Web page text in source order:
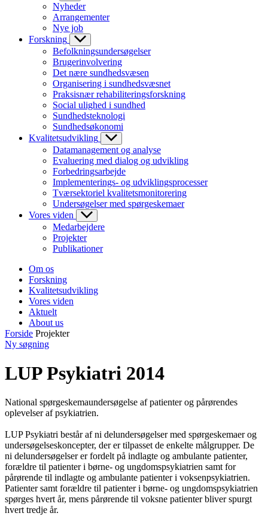
Nyheder
Arrangementer
Nye job
Forskning
Befolkningsundersøgelser
Brugerinvolvering
Det nære sundhedsvæsen
Organisering i sundhedsvæsnet
Praksisnær rehabiliteringsforskning
Social ulighed i sundhed
Sundhedsteknologi
Sundhedsøkonomi
Kvalitetsudvikling
Datamanagement og analyse
Evaluering med dialog og udvikling
Forbedringsarbejde
Implementerings- og udviklingsprocesser
Tværsektoriel kvalitetsmonitorering
Undersøgelser med spørgeskemaer
Vores viden
Medarbejdere
Projekter
Publikationer
Om os
Forskning
Kvalitetsudvikling
Vores viden
Aktuelt
About us
Forside Projekter
Ny søgning
LUP Psykiatri 2014
National spørgeskemaundersøgelse af patienter og pårørendes
oplevelser af psykiatrien.
LUP Psykiatri består af ni delundersøgelser med spørgeskemaer og
undersøgelseskoncepter, der er tilpasset de enkelte målgrupper. De
ni delundersøgelser er fordelt på indlagte og ambulante patienter,
forældre til patienter i børne- og ungdomspsykiatrien samt for
pårørende til indlagte og ambulante patienter i voksenpsykiatrien.
Patienter samt forældre til patienter i børne- og ungdomspsykiatrien
spørges hvert år, mens pårørende til voksne patienter bliver spurgt
hvert tredje år.